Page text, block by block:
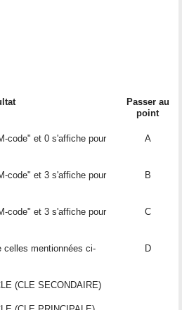
Passer au
point
code" et 0 s'affiche pour
A
code" et 3 s'affiche pour
B
code" et 3 s'affiche pour
C
celles mentionnées ci-
D
(CLE SECONDAIRE)